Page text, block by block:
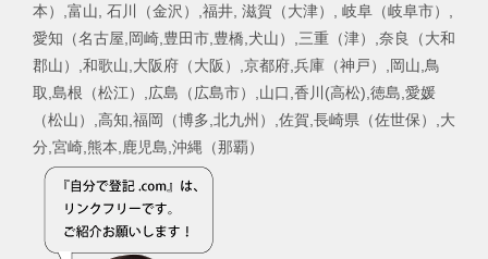
本）,富山, 石川（金沢）,福井, 滋賀（大津）, 岐阜（岐阜市）,
愛知（名古屋,岡崎,豊田市,豊橋,犬山）,三重（津）,奈良（大和
郡山）,和歌山,大阪府（大阪）,京都府,兵庫（神戸）,岡山,鳥
取,島根（松江）,広島（広島市）,山口,香川(高松),徳島,愛媛
（松山）,高知,福岡（博多,北九州）,佐賀,長崎県（佐世保）,大
分,宮崎,熊本,鹿児島,沖縄（那覇）